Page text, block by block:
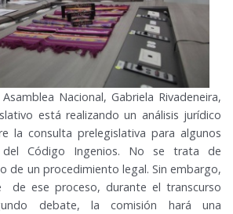
Nacional, Gabriela Rivadeneira,
está realizando un análisis jurídico
la consulta prelegislativa para algunos
del Código Ingenios. No se trata de
de un procedimiento legal. Sin embargo,
de ese proceso, durante el transcurso
debate, la comisión hará una